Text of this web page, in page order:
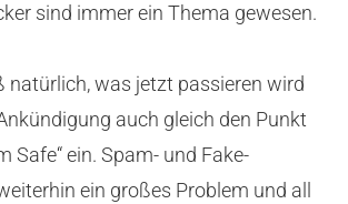
sind immer ein Thema gewesen.
natürlich, was jetzt passieren wird
auch gleich den Punkt
Safe“ ein. Spam- und Fake-
ein großes Problem und all